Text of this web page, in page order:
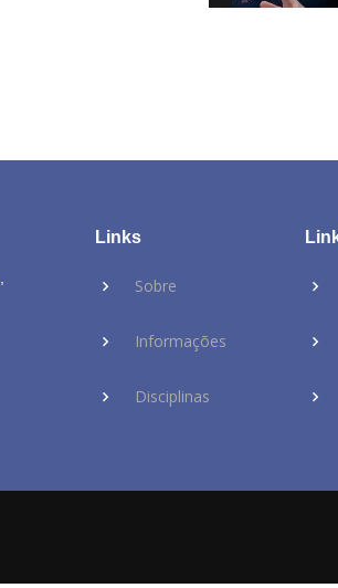
Links
Sobre
Informações
Disciplinas